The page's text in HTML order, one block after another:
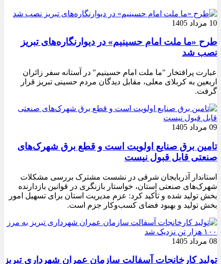
10 مرداد 1405
طرح «ما ملت امام حسینیم» در دیوارنگاره‌های تبریز
نصب شد
عبارت پرافتخار "ما ملت امام حسینیم" در آستانه سفر زائران
اربعین به کربلای معلی، مقابل دیدگان مردم حسینی تبریز قرار
گرفت.
09 مرداد 1405
تامین برق صنایع اولویت است و قطع برق شهرک‌های
صنعتی قابل قبول نیست
استاندار آذربایجان شرقی در نشست مشترک بررسی مشکلات
شهرک‌های صنعتی استان، خواستار بازنگری در قوانین بازدارنده
بخش تولید شده و تأکید کرد: عزم مدیریت استان برای تسهیل امور
بخش تولید و بهبود فضای کسب‌وکار جزم است.
08 مرداد 1405
تولید کارخانجات آسفالت سازمان عمران شهرداری تبریز